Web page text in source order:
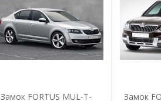
Замок FORTUS MUL-T-
Замок